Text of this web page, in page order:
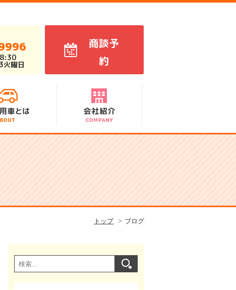
火曜日
商談予
約
会社概要
沿革
代表あいさつ
アクセス
スタッフ紹介
トップ ブログ